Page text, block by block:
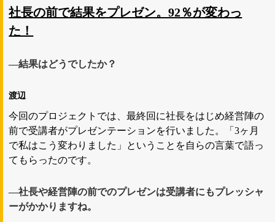
社長の前で結果をプレゼン。92％が変わっ
た！
―結果はどうでしたか？
渡辺
今回のプロジェクトでは、最終回に社長をはじめ経営陣の
前で受講者がプレゼンテーションを行いました。「3ヶ月
で私はこう変わりました」ということを自らの言葉で語っ
てもらったのです。
―社長や経営陣の前でのプレゼンは受講者にもプレッシャ
ーがかかりますね。